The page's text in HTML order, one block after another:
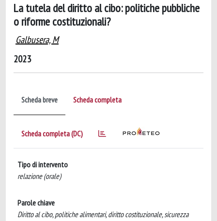
La tutela del diritto al cibo: politiche pubbliche
o riforme costituzionali?
Galbusera, M
2023
Scheda breve Scheda completa
Scheda completa (DC)
Tipo di intervento
relazione (orale)
Parole chiave
Diritto al cibo, politiche alimentari, diritto costituzionale, sicurezza